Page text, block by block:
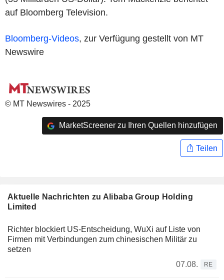
auf Bloomberg Television.
Bloomberg-Videos, zur Verfügung gestellt von MT
Newswire
© MT Newswires - 2025
MarketScreener zu Ihren Quellen hinzufügen
Teilen
Aktuelle Nachrichten zu Alibaba Group Holding
Limited
Richter blockiert US-Entscheidung, WuXi auf Liste von
Firmen mit Verbindungen zum chinesischen Militär zu
setzen
07.08.
RE